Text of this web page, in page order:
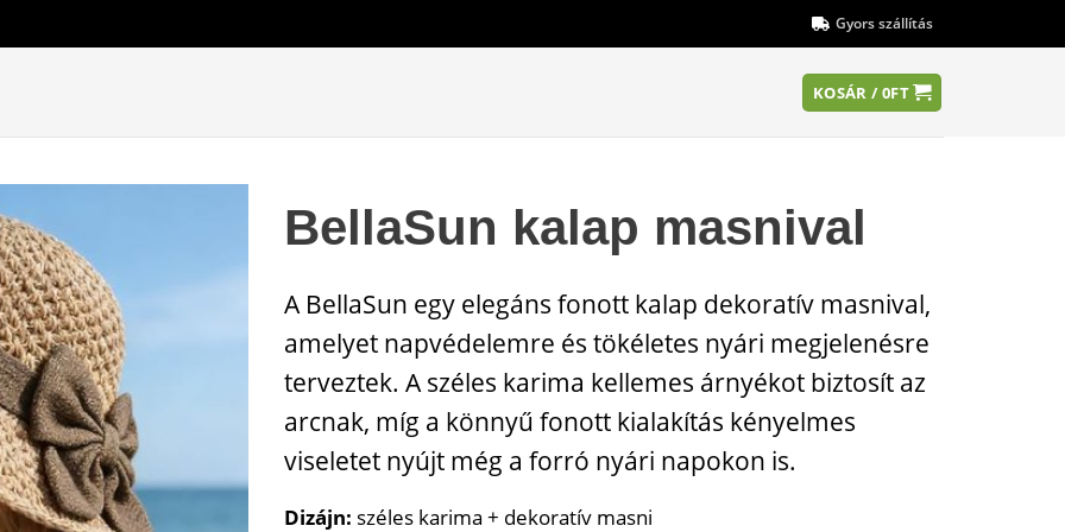
Gyors szállítás
KOSÁR /0FT
BellaSun kalap masnival
A BellaSun egy elegáns fonott kalap dekoratív masnival,
amelyet napvédelemre és tökéletes nyári megjelenésre
terveztek. A széles karima kellemes árnyékot biztosít az
arcnak, míg a könnyű fonott kialakítás kényelmes
viseletet nyújt még a forró nyári napokon is.
Dizájn: széles karima + dekoratív masni